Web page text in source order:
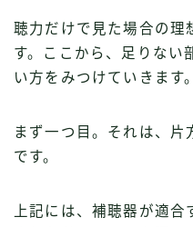
聴力だけで見た場合の理
す。ここから、足りない
い方をみつけていきます。
まず一つ目。それは、片
です。
上記には、補聴器が適